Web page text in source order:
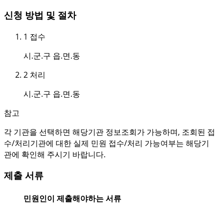
신청 방법 및 절차
1 접수
시.군.구 읍.면.동
2 처리
시.군.구 읍.면.동
참고
각 기관을 선택하면 해당기관 정보조회가 가능하며, 조회된 접
수/처리기관에 대한 실제 민원 접수/처리 가능여부는 해당기
관에 확인해 주시기 바랍니다.
제출 서류
민원인이 제출해야하는 서류